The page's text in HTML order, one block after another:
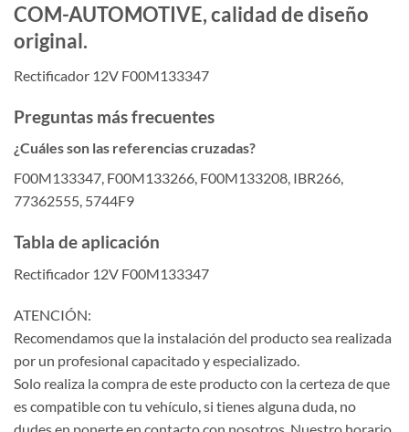
COM-AUTOMOTIVE, calidad de diseño
original.
Rectificador 12V F00M133347
Preguntas más frecuentes
¿Cuáles son las referencias cruzadas?
F00M133347, F00M133266, F00M133208, IBR266,
77362555, 5744F9
Tabla de aplicación
Rectificador 12V F00M133347
ATENCIÓN:
Recomendamos que la instalación del producto sea realizada
por un profesional capacitado y especializado.
Solo realiza la compra de este producto con la certeza de que
es compatible con tu vehículo, si tienes alguna duda, no